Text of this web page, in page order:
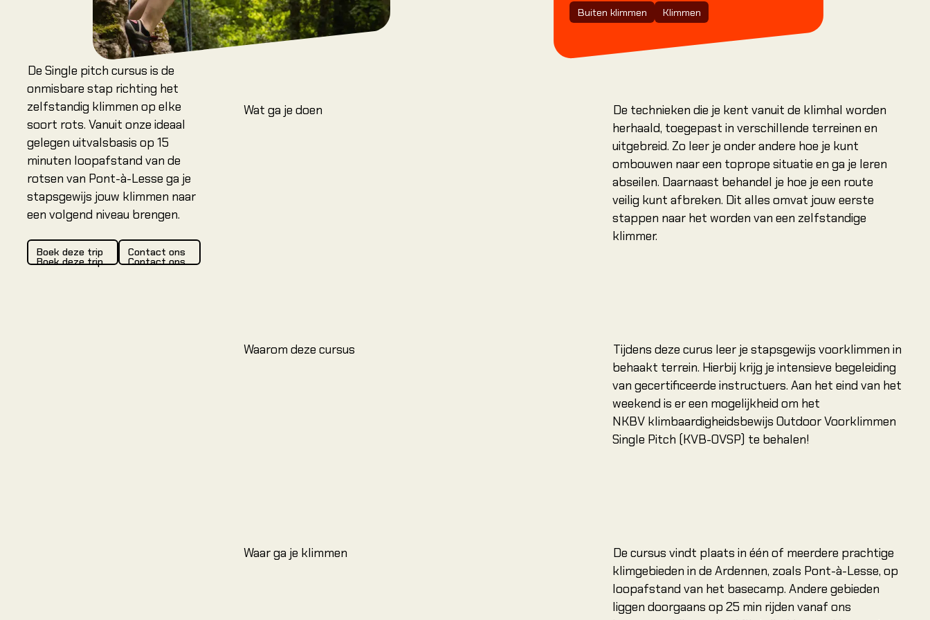
Locaties
Amsterdam
Arnhem Olympus
Arnhem Rijnhal
Dordrecht
Leeuwarden
Heerenveen
Nieuwegein (NCC)
Jouw eerste klim
onze introductielessen.
Boek je eerste les
Single pitch
Multi pitch
Via Ferrata
basiscursus
Alle cursussen
Buiten klimmen
Klimmen
De Single pitch cursus is de
onmisbare stap richting het
zelfstandig klimmen op elke
soort rots. Vanuit onze ideaal
gelegen uitvalsbasis op 15
minuten loopafstand van de
rotsen van Pont-à-Lesse ga je
stapsgewijs jouw klimmen naar
een volgend niveau brengen.
Boek deze trip
Boek deze trip
Boek deze trip
Contact ons
Contact ons
Contact ons
Wat ga je doen
De technieken die je kent vanuit de klimhal worden
herhaald, toegepast in verschillende terreinen en
uitgebreid. Zo leer je onder andere hoe je kunt
ombouwen naar een toprope situatie en ga je leren
abseilen. Daarnaast behandel je hoe je een route
veilig kunt afbreken. Dit alles omvat jouw eerste
stappen naar het worden van een zelfstandige
klimmer.
Waarom deze cursus
Tijdens deze curus leer je stapsgewijs voorklimmen in
behaakt terrein. Hierbij krijg je intensieve begeleiding
van gecertificeerde instructuers. Aan het eind van het
weekend is er een mogelijkheid om het
NKBV klimbaardigheidsbewijs Outdoor Voorklimmen
Single Pitch (KVB-OVSP) te behalen!
Waar ga je klimmen
De cursus vindt plaats in één of meerdere prachtige
klimgebieden in de Ardennen, zoals Pont-à-Lesse, op
loopafstand van het basecamp. Andere gebieden
liggen doorgaans op 25 min rijden vanaf ons